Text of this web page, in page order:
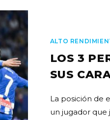
ALTO
LOS 3
SUS
La posición de
un jugador que